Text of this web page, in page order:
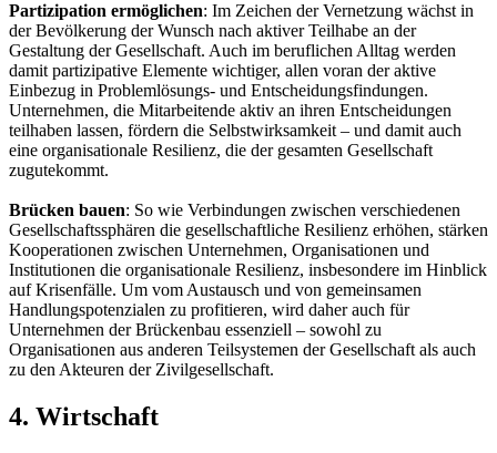
Partizipation ermöglichen: Im Zeichen der Vernetzung wächst in
der Bevölkerung der Wunsch nach aktiver Teilhabe an der
Gestaltung der Gesellschaft. Auch im beruflichen Alltag werden
damit partizipative Elemente wichtiger, allen voran der aktive
Einbezug in Problemlösungs- und Entscheidungsfindungen.
Unternehmen, die Mitarbeitende aktiv an ihren Entscheidungen
teilhaben lassen, fördern die Selbstwirksamkeit – und damit auch
eine organisationale Resilienz, die der gesamten Gesellschaft
zugutekommt.
Brücken bauen: So wie Verbindungen zwischen verschiedenen
Gesellschaftssphären die gesellschaftliche Resilienz erhöhen, stärken
Kooperationen zwischen Unternehmen, Organisationen und
Institutionen die organisationale Resilienz, insbesondere im Hinblick
auf Krisenfälle. Um vom Austausch und von gemeinsamen
Handlungspotenzialen zu profitieren, wird daher auch für
Unternehmen der Brückenbau essenziell – sowohl zu
Organisationen aus anderen Teilsystemen der Gesellschaft als auch
zu den Akteuren der Zivilgesellschaft.
4. Wirtschaft